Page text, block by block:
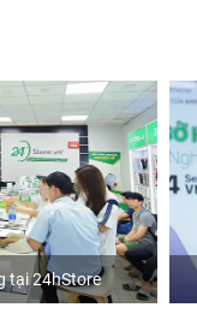
Ca sĩ/Diễn viên